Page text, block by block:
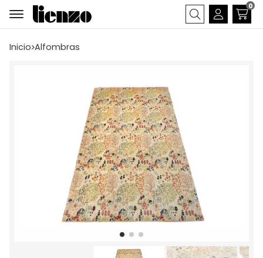
Buscar
0
Inicio alfombras